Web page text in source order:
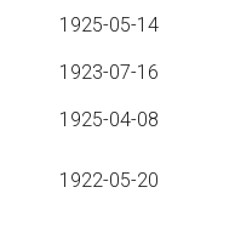
1925-05-14
1923-07-16
1925-04-08
1922-05-20